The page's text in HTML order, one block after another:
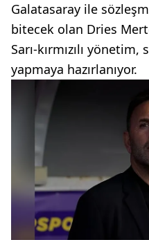
Galatasaray ile
bitecek olan Dries
Sarı-kırmızılı
yapmaya hazırlanıyor.